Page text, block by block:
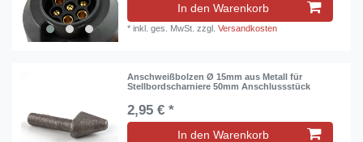
In den Warenkorb
*inkl. ges. MwSt. zzgl.Versandkosten
Anschweißbolzen Ø 15mm aus Metall für
Stellbordscharniere 50mm Anschlussstück
2,95 € *
In den Warenkorb